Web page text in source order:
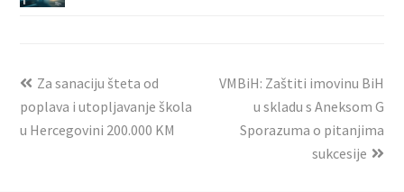
Za sanaciju šteta od
poplava i utopljavanje škola
u Hercegovini 200.000 KM
VMBiH: Zaštiti imovinu BiH
u skladu s Aneksom G
Sporazuma o pitanjima
sukcesije